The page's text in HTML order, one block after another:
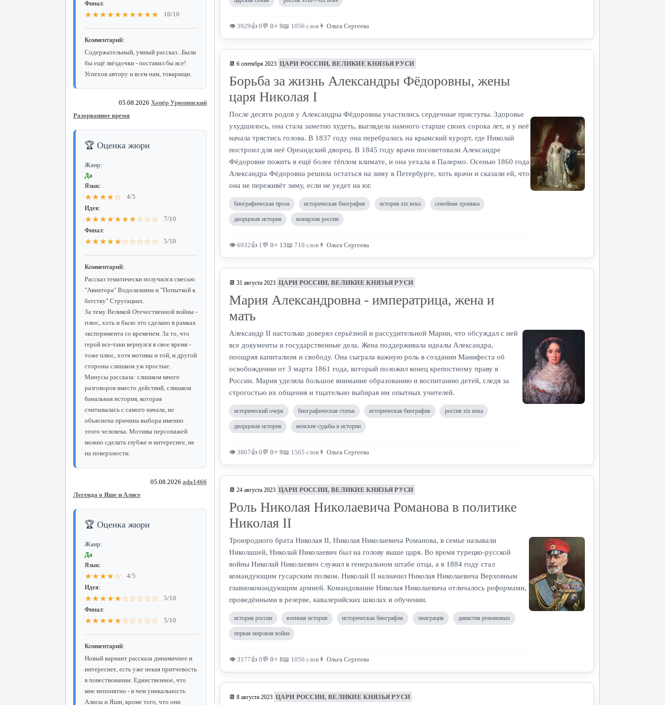
Финал:
★★★★★★★★★★ 10/10
Комментарий:
Содержательный, умный рассказ...Были
бы ещё звёздочки - поставил бы все!
Успехов автору и всем нам, товарищи.
05.08.2026 Хопёр Урюпинский
Разорванное время
🏆 Оценка жюри
Жанр:
Да
Язык:
★★★★☆
4/5
Идея:
★★★★★★★☆☆☆
7/10
Финал:
★★★★★☆☆☆☆☆ 5/10
Комментарий:
Рассказ тематически получился смесью
"Авиатора" Водолазкина и "Попыткой к
бегству" Стругацких.
За тему Великой Отечественной войны -
плюс, хоть и было это сделано в рамках
эксперимента со временем. За то, что
герой все-таки вернулся в свое время -
тоже плюс, хотя мотивы и той, и другой
стороны слишком уж простые.
Минусы рассказа: слишком много
разговоров вместо действий, слишком
банальная история, которая
считывалась с самого начала, не
объяснена причина выбора именно
этого человека. Мотивы персонажей
можно сделать глубже и интереснее, не
на поверхности.
05.08.2026 ada1466
Легенда о Яше и Алисе
🏆 Оценка жюри
Жанр:
Да
Язык:
★★★★☆
4/5
Идея:
★★★★★☆☆☆☆☆
5/10
Финал:
★★★★★☆☆☆☆☆ 5/10
Комментарий:
Новый вариант рассказа динамичнее и
интереснее, есть уже некая притчевость
в повествовании. Единственное, что
мне непонятно - в чем уникальность
Алисы и Яши, кроме того, что они
👁 3929👍 0💬 0⭐ 9📖 1056 слов 👨 Ольга Сергеева
📆 6 сентября 2023 ЦАРИ РОССИИ, ВЕЛИКИЕ КНЯЗЬЯ РУСИ
Борьба за жизнь Александры Фёдоровны, жены
царя Николая I
После десяти родов у Александры Фёдоровны участились сердечные приступы. Здоровье
ухудшилось, она стала заметно худеть, выглядела намного старше своих сорока лет, и у неё
начала трястись голова. В 1837 году она перебралась на крымский курорт, где Николай
построил для неё Ореандский дворец. В 1845 году врачи посоветовали Александре
Фёдоровне пожить в ещё более тёплом климате, и она уехала в Палермо. Осенью 1860 года
Александра Фёдоровна решила остаться на зиму в Петербурге, хоть врачи и сказали ей, что
она не переживёт зиму, если не уедет на юг.
биографическая проза историческая биография история xix века семейная хроника
дворцовая история монархия россии
👁 6932👍 1💬 0⭐ 13📖 710 слов 👨 Ольга Сергеева
📆 31 августа 2023 ЦАРИ РОССИИ, ВЕЛИКИЕ КНЯЗЬЯ РУСИ
Мария Александровна - императрица, жена и
мать
Александр II настолько доверял серьёзной и рассудительной Марии, что обсуждал с ней
все документы и государственные дела. Жена поддерживала идеалы Александра,
поощряя капитализм и свободу. Она сыграла важную роль в создании Манифеста об
освобождении от 3 марта 1861 года, который положил конец крепостному праву в
России. Мария уделяла большое внимание образованию и воспитанию детей, следя за
строгостью их общения и тщательно выбирая им опытных учителей.
исторический очерк биографическая статья историческая биография россия xix века
дворцовая история женские судьбы в истории
👁 3867👍 0💬 0⭐ 9📖 1565 слов 👨 Ольга Сергеева
📆 24 августа 2023 ЦАРИ РОССИИ, ВЕЛИКИЕ КНЯЗЬЯ РУСИ
Роль Николая Николаевича Романова в политике
Николая II
Троюродного брата Николая II, Николая Николаевича Романова, в семье называли
Николашей, Николай Николаевич был на голову выше царя. Во время турецко-русской
войны Николай Николаевич служил в генеральном штабе отца, а в 1884 году стал
командующим гусарским полком. Николай II назначил Николая Николаевича Верховным
главнокомандующим армией. Командование Николая Николаевича отличалось реформами,
проведёнными в резерве, кавалерийских школах и обучении.
история россии военная история историческая биография эмиграция династия романовых
первая мировая война
👁 3177👍 0💬 0⭐ 8📖 1056 слов 👨 Ольга Сергеева
📆 8 августа 2023 ЦАРИ РОССИИ, ВЕЛИКИЕ КНЯЗЬЯ РУСИ